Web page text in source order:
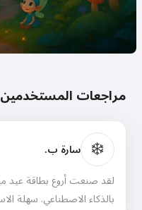
مراجعات المستخدمين
❄️ سارة ب.
لقد صنعت أروع بطاقة عيد
بالذكاء الاصطناعي. سهلة